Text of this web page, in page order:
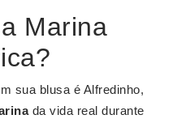
Marina
sua blusa é Alfredinho,
da vida real durante